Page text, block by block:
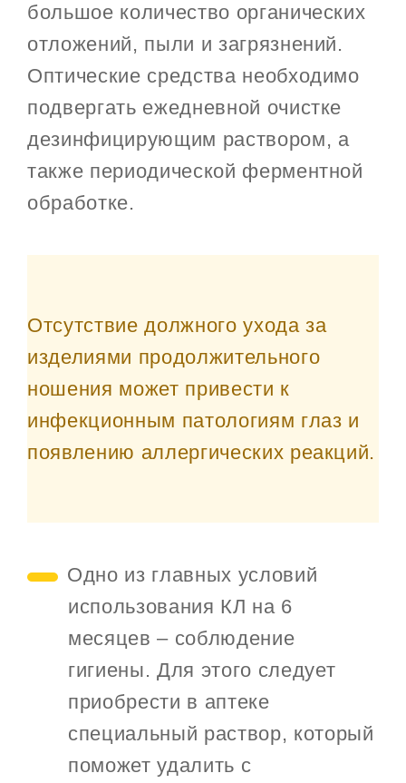
большое количество органических
отложений, пыли и загрязнений.
Оптические средства необходимо
подвергать ежедневной очистке
дезинфицирующим раствором, а
также периодической ферментной
обработке.
Отсутствие должного ухода за
изделиями продолжительного
ношения может привести к
инфекционным патологиям глаз и
появлению аллергических реакций.
Одно из главных условий
использования КЛ на 6
месяцев – соблюдение
гигиены. Для этого следует
приобрести в аптеке
специальный раствор, который
поможет удалить с